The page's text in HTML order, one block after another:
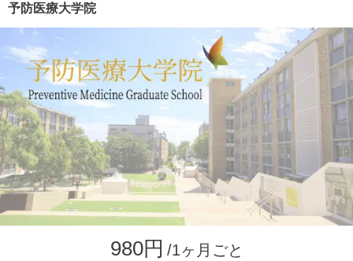
予防医療大学院
980円 /1ヶ月ごと